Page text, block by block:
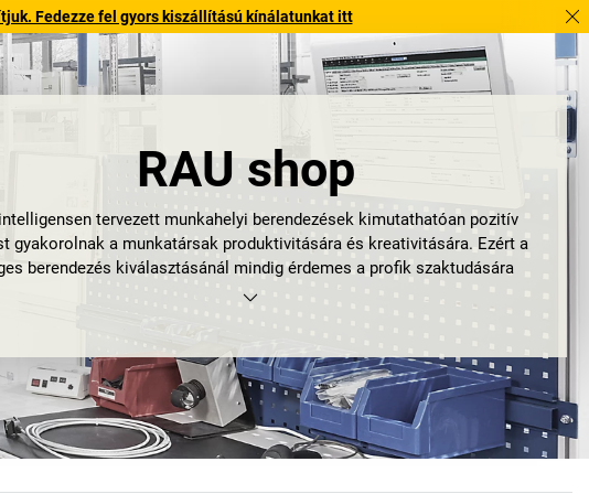
Fedezze fel gyors kiszállítású kínálatunkat itt
RAU shop
tervezett munkahelyi berendezések kimutathatóan pozitív
gyakorolnak a munkatársak produktivitására és kreativitására. Ezért a
berendezés kiválasztásánál mindig érdemes a profik szaktudására
hagyatkozni, mint amilyen a RAU GmbH.
előállításában és forgalmazásában szerzett. Folytonos
ellenére a RAU GmbH máig munkahelyi berendezéseket gyártó
definiálja önmagát. A kézművesség szeretete az, ami a cég
annyira meggyőzővé teszi: a műhelybe és üzembe készült praktikus